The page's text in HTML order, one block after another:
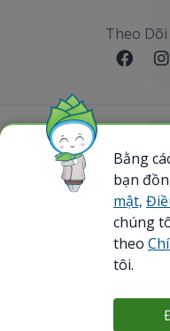
Theo
Sơ đồ website
@ 2023 Bamboo
Reserved.
Business Registration
Bằng
bạn
mật,
chúng
theo
tôi.